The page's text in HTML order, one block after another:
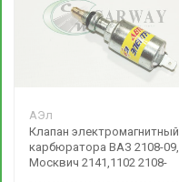
АЭл
Клапан электромагнитный
карбюратора ВАЗ 2108-09,
Москвич 2141,1102 2108-